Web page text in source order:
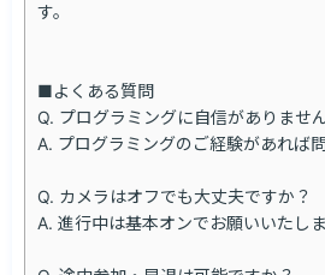
す。
■よくある質問
Q. プログラミングに自信がありませ
A. プログラミングのご経験があれば
Q. カメラはオフでも大丈夫ですか？
A. 進行中は基本オンでお願いいたしま